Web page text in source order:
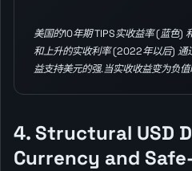
美国的10年期 TIPS实收益率 (蓝色)
和上升的实收利率 (2022年以后) 通
益支持美元的强.当实收收益变为负
4. Structural USD
Currency and